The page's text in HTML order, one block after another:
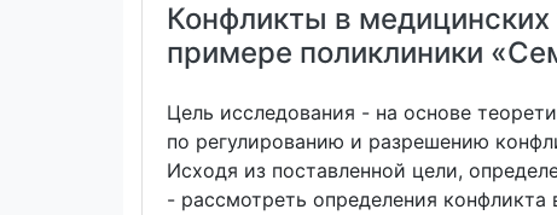
Конфликты в
примере поликлиники
Цель исследования - на основе
по регулированию и разрешению
Исходя из поставленной цели,
- рассмотреть определения конфликта